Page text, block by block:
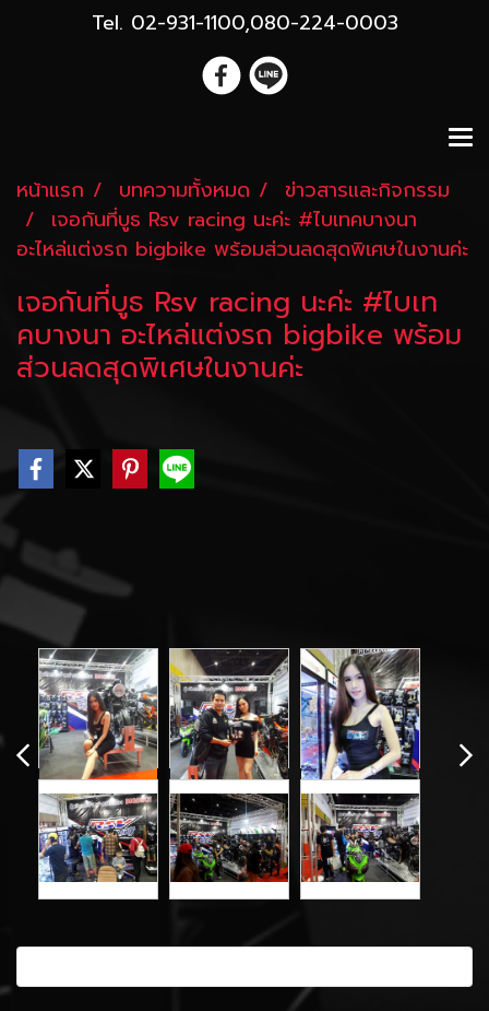
Tel. 02-931-1100,080-224-0003
หน้าแรก บทความทั้งหมด
ข่าวสารและกิจกรรม
เจอกันที่บูธ Rsv racing นะค่ะ #ไบเทคบางนา
อะไหล่แต่งรถ bigbike พร้อมส่วนลดสุดพิเศษในงานค่ะ
เจอกันที่บูธ Rsv racing นะค่ะ #ไบเท
คบางนา อะไหล่แต่งรถ bigbike พร้อม
ส่วนลดสุดพิเศษในงานค่ะ